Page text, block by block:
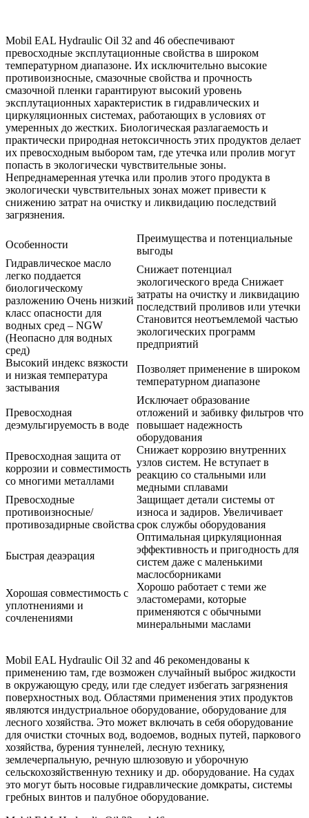
Mobil EAL Hydraulic Oil 32 and 46 обеспечивают
превосходные эксплутационные свойства в широком
температурном диапазоне. Их исключительно высокие
противоизносные, смазочные свойства и прочность
смазочной пленки гарантируют высокий уровень
эксплутационных характеристик в гидравлических и
циркуляционных системах, работающих в условиях от
умеренных до жестких. Биологическая разлагаемость и
практически природная нетоксичность этих продуктов делает
их превосходным выбором там, где утечка или пролив могут
попасть в экологически чувствительные зоны.
Непреднамеренная утечка или пролив этого продукта в
экологически чувствительных зонах может привести к
снижению затрат на очистку и ликвидацию последствий
загрязнения.
Особенности
Преимущества и потенциальные
выгоды
Гидравлическое масло
легко поддается
биологическому
разложению Очень низкий
класс опасности для
водных сред – NGW
(Неопасно для водных
сред)
Снижает потенциал
экологического вреда Снижает
затраты на очистку и ликвидацию
последствий проливов или утечки
Становится неотъемлемой частью
экологических программ
предприятий
Высокий индекс вязкости
и низкая температура
застывания
Позволяет применение в широком
температурном диапазоне
Превосходная
деэмульгируемость в воде
Исключает образование
отложений и забивку фильтров что
повышает надежность
оборудования
Превосходная защита от
коррозии и совместимость
со многими металлами
Снижает коррозию внутренних
узлов систем. Не вступает в
реакцию со стальными или
медными сплавами
Превосходные
противоизносные/
противозадирные свойства
Защищает детали системы от
износа и задиров. Увеличивает
срок службы оборудования
Быстрая деаэрация
Оптимальная циркуляционная
эффективность и пригодность для
систем даже с маленькими
маслосборниками
Хорошая совместимость с
уплотнениями и
сочленениями
Хорошо работает с теми же
эластомерами, которые
применяются с обычными
минеральными маслами
Mobil EAL Hydraulic Oil 32 and 46 рекомендованы к
применению там, где возможен случайный выброс жидкости
в окружающую среду, или где следует избегать загрязнения
поверхностных вод. Областями применения этих продуктов
являются индустриальное оборудование, оборудование для
лесного хозяйства. Это может включать в себя оборудование
для очистки сточных вод, водоемов, водных путей, паркового
хозяйства, бурения туннелей, лесную технику,
землечерпальную, речную шлюзовую и уборочную
сельскохозяйственную технику и др. оборудование. На судах
это могут быть носовые гидравлические домкраты, системы
гребных винтов и палубное оборудование.